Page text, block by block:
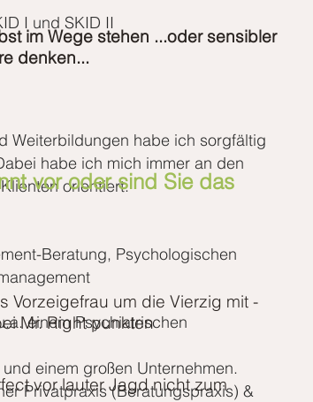
I und SKID II
Weiterbildungen habe ich sorgfältig
habe ich mich immer an den
orientiert.
Beratung, Psychologischen
einem Psychiatrischen
einem großen Unternehmen.
Privatpraxis (Beratungspraxis) &
im Wege stehen ...oder sensibler
denken...
vor oder sind Sie das
Vorzeigefrau um die Vierzig mit -
Mr. Rightpunkten
vor lauterJagd nicht zum